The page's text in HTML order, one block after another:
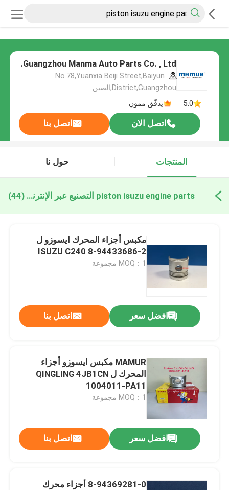
Guangzhou Manma Auto Parts Co. , Ltd.
No.78,Yuanxia Beiji Street,Baiyun
District,Guangzhou,الصين
5.0
يدقّق ممون
اتصل الان اتصل بنا
المنتجات حول نا
piston isuzu engine parts التصنيع عبر الإنترنت (44)
مكبس أجزاء المحرك ايسوزو ل
ISUZU C240 ​​8-94433686-2
MOQ：1 مجموعة
افضل سعر اتصل بنا
MAMUR مكبس ايسوزو أجزاء
المحرك ل QINGLING 4JB1CN
1004011-PA11
MOQ：1 مجموعة
افضل سعر اتصل بنا
8-94369281-0 أجزاء محرك